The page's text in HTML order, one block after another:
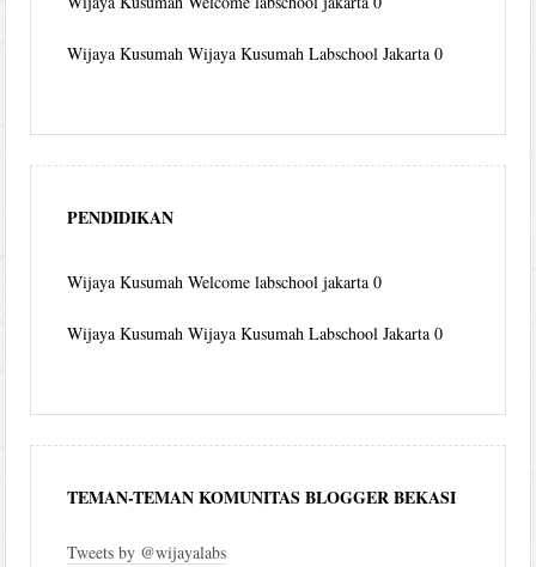
Wijaya Kusumah Wijaya Kusumah Labschool Jakarta 0
PENDIDIKAN
Wijaya Kusumah Welcome labschool jakarta 0
Wijaya Kusumah Wijaya Kusumah Labschool Jakarta 0
TEMAN-TEMAN KOMUNITAS BLOGGER BEKASI
Tweets by @wijayalabs